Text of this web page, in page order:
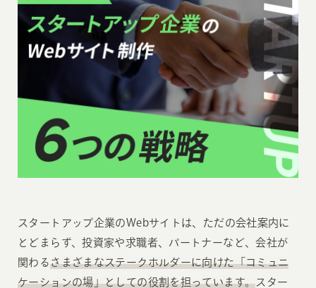
スタートアップ企業のWebサイトは、ただの会社案内に
とどまらず、投資家や求職者、パートナーなど、会社が
関わるさまざまなステークホルダーに向けた「コミュニ
ケーションの場」としての役割を担っています。 スター